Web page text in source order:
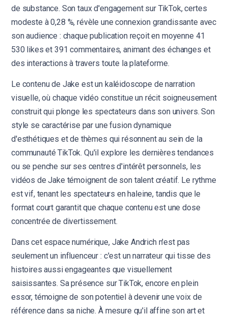
de substance. Son taux d'engagement sur TikTok, certes
modeste à 0,28 %, révèle une connexion grandissante avec
son audience : chaque publication reçoit en moyenne 41
530 likes et 391 commentaires, animant des échanges et
des interactions à travers toute la plateforme.
Le contenu de Jake est un kaléidoscope de narration
visuelle, où chaque vidéo constitue un récit soigneusement
construit qui plonge les spectateurs dans son univers. Son
style se caractérise par une fusion dynamique
d'esthétiques et de thèmes qui résonnent au sein de la
communauté TikTok. Qu'il explore les dernières tendances
ou se penche sur ses centres d'intérêt personnels, les
vidéos de Jake témoignent de son talent créatif. Le rythme
est vif, tenant les spectateurs en haleine, tandis que le
format court garantit que chaque contenu est une dose
concentrée de divertissement.
Dans cet espace numérique, Jake Andrich n'est pas
seulement un influenceur : c'est un narrateur qui tisse des
histoires aussi engageantes que visuellement
saisissantes. Sa présence sur TikTok, encore en plein
essor, témoigne de son potentiel à devenir une voix de
référence dans sa niche. À mesure qu'il affine son art et